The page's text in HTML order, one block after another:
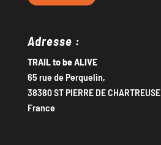
Adresse :
TRAIL to be ALIVE
65 rue de Perquelin,
38380 ST PIERRE DE CHARTREUSE
France